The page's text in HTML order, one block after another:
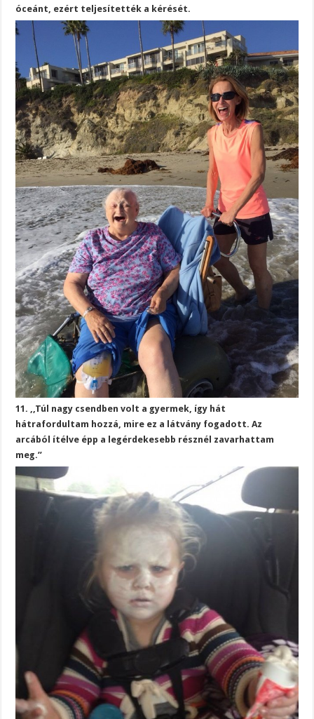
óceánt, ezért teljesítették a kérését.
11. ,,Túl nagy csendben volt a gyermek, így hát
hátrafordultam hozzá, mire ez a látvány fogadott. Az
arcából ítélve épp a legérdekesebb résznél zavarhattam
meg.”